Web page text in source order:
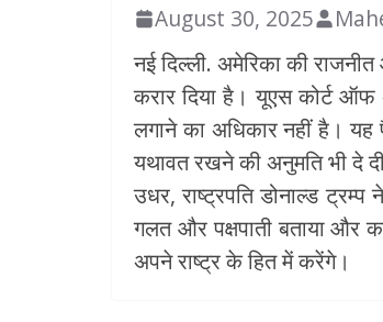
August 30, 2025
नई दिल्ली. अमेरिका की
करार दिया है। यूएस कोर्ट ऑफ
लगाने का अधिकार नहीं है। यह
यथावत रखने की अनुमति भी दे
उधर, राष्ट्रपति डोनाल्ड
गलत और पक्षपाती बताया और
अपने राष्ट्र के हित में करेंगे।